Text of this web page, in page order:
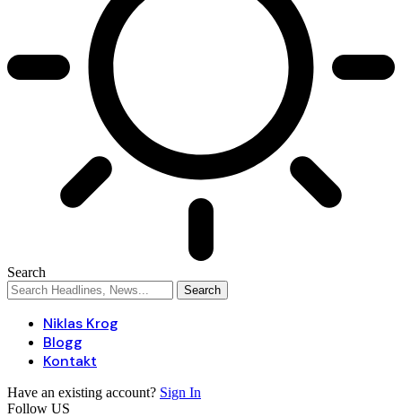
Search
Niklas Krog
Blogg
Kontakt
Have an existing account? Sign In
Follow US